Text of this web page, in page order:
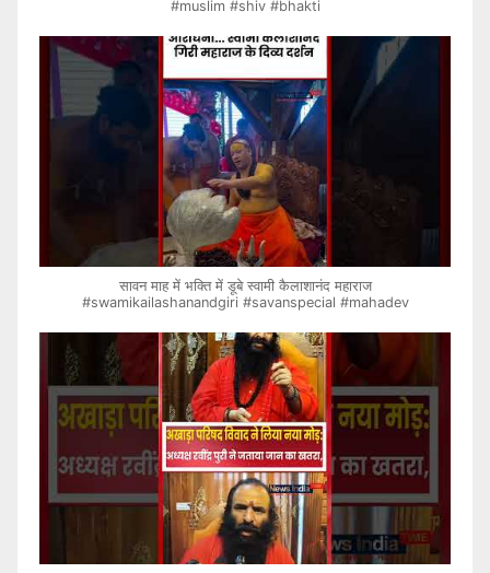
#muslim #shiv #bhakti
सावन माह में भक्ति में डूबे स्वामी कैलाशानंद महाराज
#swamikailashanandgiri #savanspecial #mahadev